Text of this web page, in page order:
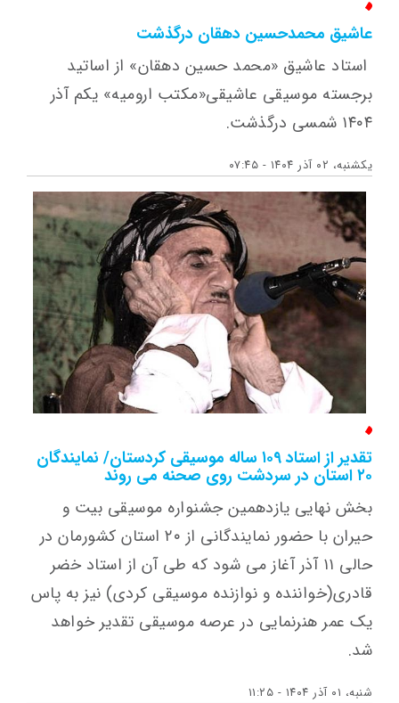
عاشیق محمدحسین دهقان درگذشت
استاد عاشیق «محمد حسین دهقان» از اساتید
برجسته موسیقی عاشیقی«مکتب ارومیه» یکم آذر
۱۴۰۴ شمسی درگذشت.
یکشنبه، ۰۲ آذر ۱۴۰۴ - ۰۷:۴۵
تقدیر از استاد ۱۰۹ ساله موسیقی کردستان/ نمایندگان
۲۰ استان در سردشت روی صحنه می روند
بخش نهایی یازدهمین جشنواره موسیقی بیت و
حیران با حضور نمایندگانی از ۲۰ استان کشورمان در
حالی ۱۱ آذر آغاز می شود که طی آن از استاد خضر
قادری(خواننده و نوازنده موسیقی کردی) نیز به پاس
یک عمر هنرنمایی در عرصه موسیقی تقدیر خواهد
شد.
شنبه، ۰۱ آذر ۱۴۰۴ - ۱۱:۲۵